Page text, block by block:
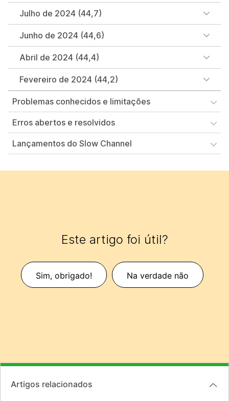
Julho de 2024 (44,7)
Junho de 2024 (44,6)
Abril de 2024 (44,4)
Fevereiro de 2024 (44,2)
Problemas conhecidos e limitações
Erros abertos e resolvidos
Lançamentos do Slow Channel
Este artigo foi útil?
Sim, obrigado! Na verdade não
Artigos relacionados